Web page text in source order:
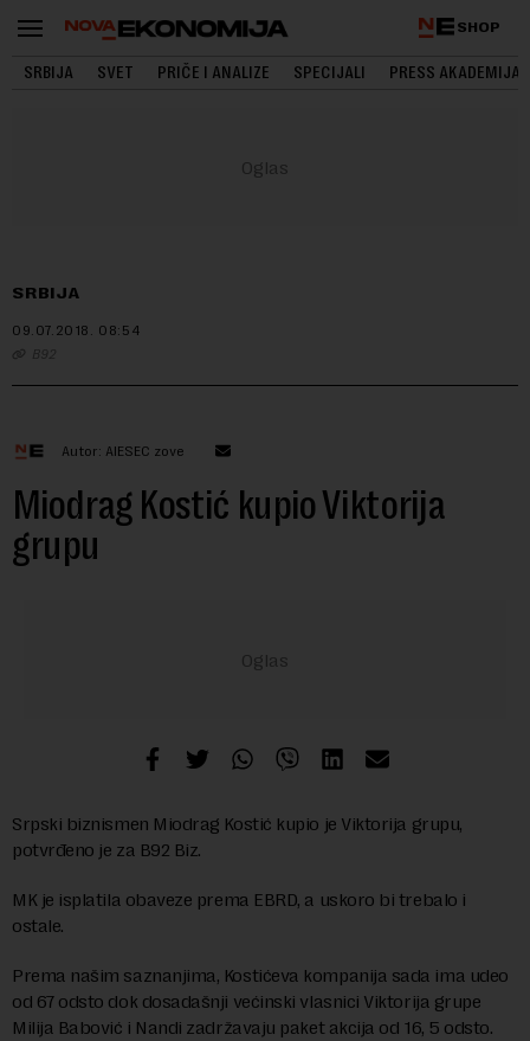
SHOP
SRBIJA SVET PRIČE I ANALIZE SPECIJALI PRESS AKADEMIJA
SRBIJA
09.07.2018. 08:54
B92
Autor: AIESEC zove
Miodrag Kostić kupio Viktorija
grupu
Srpski biznismen Miodrag Kostić kupio je Viktorija grupu,
potvrđeno je za B92 Biz.
MK je isplatila obaveze prema EBRD, a uskoro bi trebalo i
ostale.
Prema našim saznanjima, Kostićeva kompanija sada ima udeo
od 67 odsto dok dosadašnji većinski vlasnici Viktorija grupe
Milija Babović i Nandi zadržavaju paket akcija od 16, 5 odsto.